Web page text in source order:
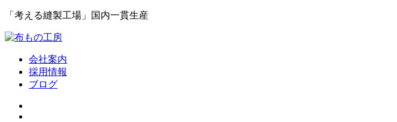
「考える縫製工場」国内一貫生産
会社案内
採用情報
ブログ